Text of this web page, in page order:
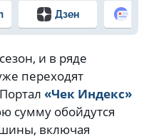
Дзен
и в ряде
переходят
«Чек Индекс»
сумму обойдутся
включая